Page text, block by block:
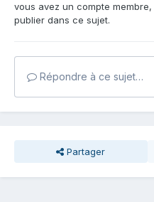
vous avez un compte membre,
publier dans ce sujet.
Répondre à ce sujet…
Partager